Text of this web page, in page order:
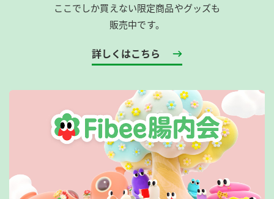
ここでしか買えない限定商品やグッズも
販売中です。
詳しくはこちら